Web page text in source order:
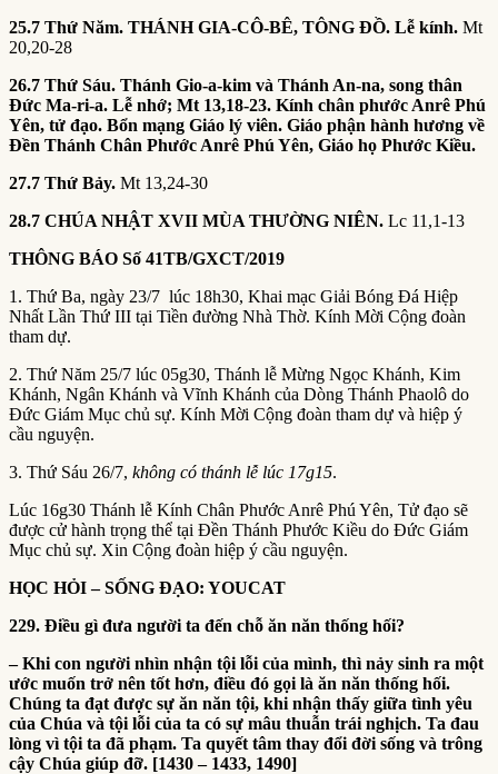
25.7 Thứ Năm. THÁNH GIA-CÔ-BÊ, TÔNG ĐỒ. Lễ kính. Mt
20,20-28
26.7 Thứ Sáu. Thánh Gio-a-kim và Thánh An-na, song thân
Đức Ma-ri-a. Lễ nhớ; Mt 13,18-23. Kính chân phước Anrê Phú
Yên, tử đạo. Bổn mạng Giáo lý viên. Giáo phận hành hương về
Đền Thánh Chân Phước Anrê Phú Yên, Giáo họ Phước Kiều.
27.7 Thứ Bảy. Mt 13,24-30
28.7 CHÚA NHẬT XVII MÙA THƯỜNG NIÊN. Lc 11,1-13
THÔNG BÁO Số 41TB/GXCT/2019
1. Thứ Ba, ngày 23/7 lúc 18h30, Khai mạc Giải Bóng Đá Hiệp
Nhất Lần Thứ III tại Tiền đường Nhà Thờ. Kính Mời Cộng đoàn
tham dự.
2. Thứ Năm 25/7 lúc 05g30, Thánh lễ Mừng Ngọc Khánh, Kim
Khánh, Ngân Khánh và Vĩnh Khánh của Dòng Thánh Phaolô do
Đức Giám Mục chủ sự. Kính Mời Cộng đoàn tham dự và hiệp ý
cầu nguyện.
3. Thứ Sáu 26/7, không có thánh lễ lúc 17g15.
Lúc 16g30 Thánh lễ Kính Chân Phước Anrê Phú Yên, Tử đạo sẽ
được cử hành trọng thể tại Đền Thánh Phước Kiều do Đức Giám
Mục chủ sự. Xin Cộng đoàn hiệp ý cầu nguyện.
HỌC HỎI – SỐNG ĐẠO: YOUCAT
229. Điều gì đưa người ta đến chỗ ăn năn thống hối?
– Khi con người nhìn nhận tội lỗi của mình, thì nảy sinh ra một
ước muốn trở nên tốt hơn, điều đó gọi là ăn năn thống hối.
Chúng ta đạt được sự ăn năn tội, khi nhận thấy giữa tình yêu
của Chúa và tội lỗi của ta có sự mâu thuẫn trái nghịch. Ta đau
lòng vì tội ta đã phạm. Ta quyết tâm thay đổi đời sống và trông
cậy Chúa giúp đỡ. [1430 – 1433, 1490]